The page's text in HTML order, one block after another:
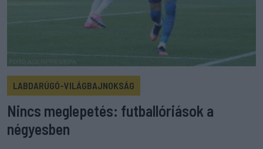
LABDARÚGÓ-VILÁGBAJNOKSÁG
Nincs meglepetés: futballóriások a
négyesben